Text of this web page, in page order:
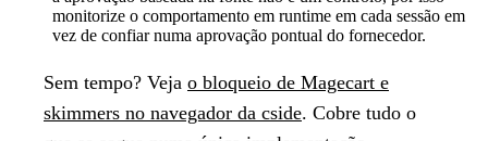
monitorize o comportamento em runtime em cada sessão em
vez de confiar numa aprovação pontual do fornecedor.
Sem tempo? Veja o bloqueio de Magecart e
skimmers no navegador da cside. Cobre tudo o